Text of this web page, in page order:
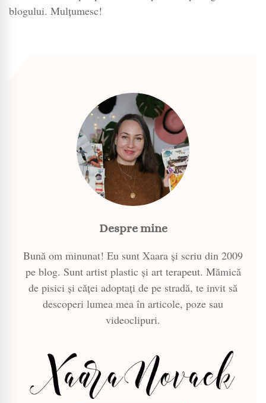
blogului. Mulțumesc!
Despre mine
Bună om minunat! Eu sunt Xaara și scriu din 2009
pe blog. Sunt artist plastic și art terapeut. Mămică
de pisici și căței adoptați de pe stradă, te invit să
descoperi lumea mea în articole, poze sau
videoclipuri.